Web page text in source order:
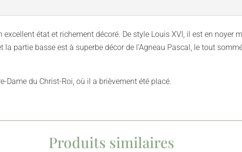
excellent état et richement décoré. De style Louis XVI, il est en noyer
la partie basse est à superbe décor de l'Agneau Pascal, le tout
Dame du Christ-Roi, où il a brièvement été placé.
Produits similaires